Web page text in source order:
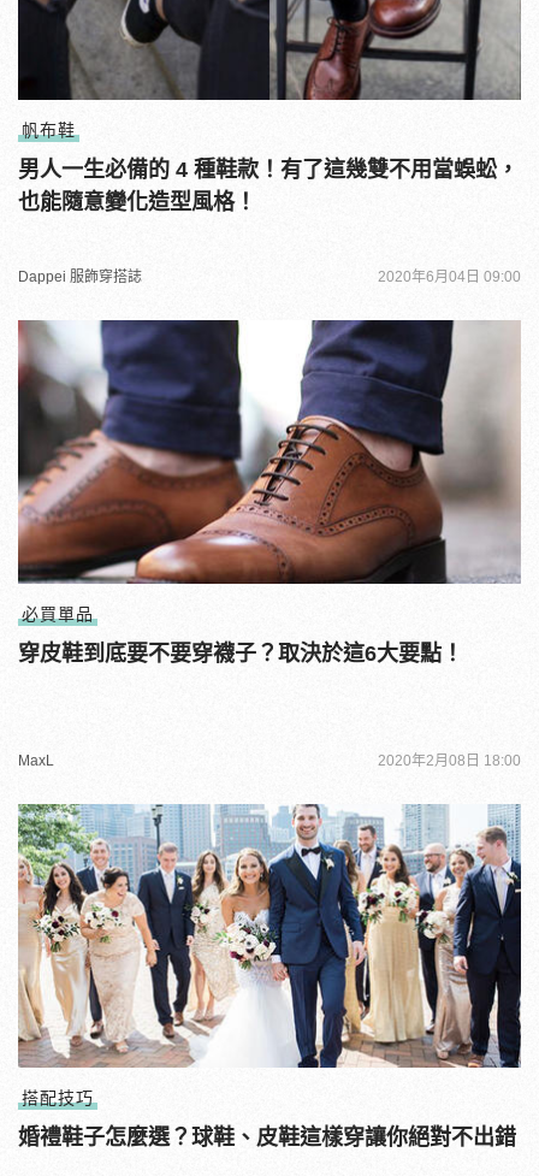
帆布鞋
男人一生必備的 4 種鞋款！有了這幾雙不用當蜈蚣，
也能隨意變化造型風格！
Dappei 服飾穿搭誌 2020年6月04日 09:00
必買單品
穿皮鞋到底要不要穿襪子？取決於這6大要點！
MaxL 2020年2月08日 18:00
搭配技巧
婚禮鞋子怎麼選？球鞋、皮鞋這樣穿讓你絕對不出錯